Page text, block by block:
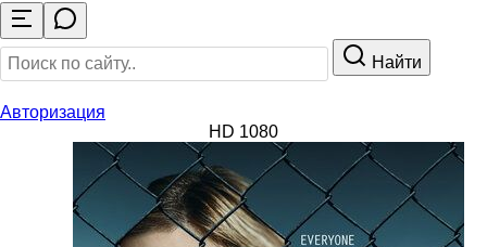
Найти
Авторизация
HD 1080